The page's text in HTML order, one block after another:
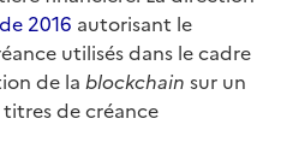
2016 autorisant le
utilisés dans le cadre
de la blockchain sur un
de créance